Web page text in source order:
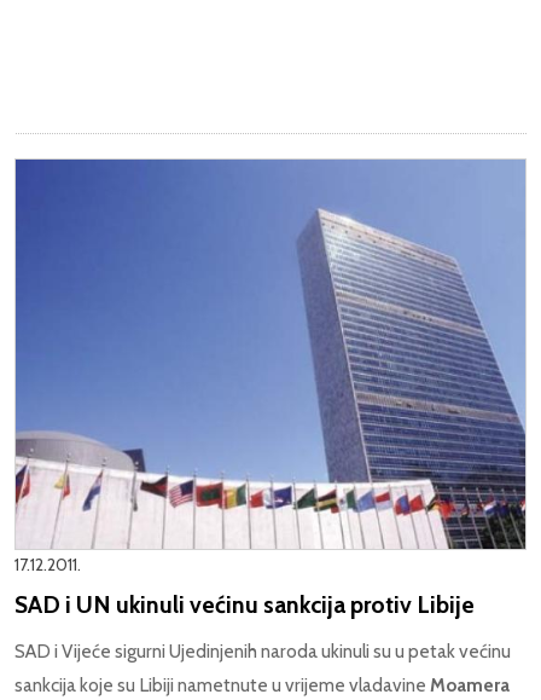
17.12.2011.
SAD i UN ukinuli većinu sankcija protiv Libije
SAD i Vijeće sigurni Ujedinjenih naroda ukinuli su u petak većinu
sankcija koje su Libiji nametnute u vrijeme vladavine Moamera